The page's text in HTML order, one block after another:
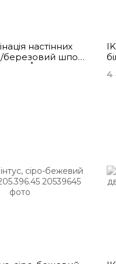
настінних
березовий шпон
BESTÅ, 294.217.93
4